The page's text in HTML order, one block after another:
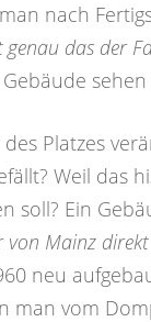
nach
das der
sehen
Platzes
Weil das
soll? Ein
von Mainz
neu
man vom